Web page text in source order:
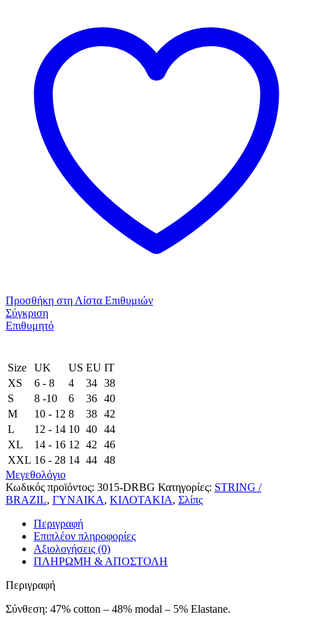
ποσότητα
Προσθήκη στη Λίστα Επιθυμιών
Σύγκριση
Επιθυμητό
Size UK US EU ΙΤ
XS
6 - 8 4 34 38
S
8 -10 6 36 40
M
10 - 12 8 38 42
L
12 - 14 10 40 44
XL
14 - 16 12 42
46
XXL 16 - 28 14 44 48
Μεγεθολόγιο
Κωδικός προϊόντος: 3015-DRBG Κατηγορίες: STRING /
BRAZIL, ΓΥΝΑΙΚΑ, ΚΙΛΟΤΑΚΙΑ, Σλίπς
Περιγραφή
Επιπλέον πληροφορίες
Αξιολογήσεις (0)
ΠΛΗΡΩΜΗ & ΑΠΟΣΤΟΛΗ
Περιγραφή
Σύνθεση: 47% cotton – 48% modal – 5% Elastane.